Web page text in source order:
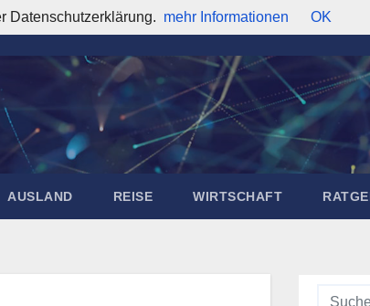
AUSLAND REISE WIRTSCHAFT
Datenschutzerklärung. mehr Informationen OK